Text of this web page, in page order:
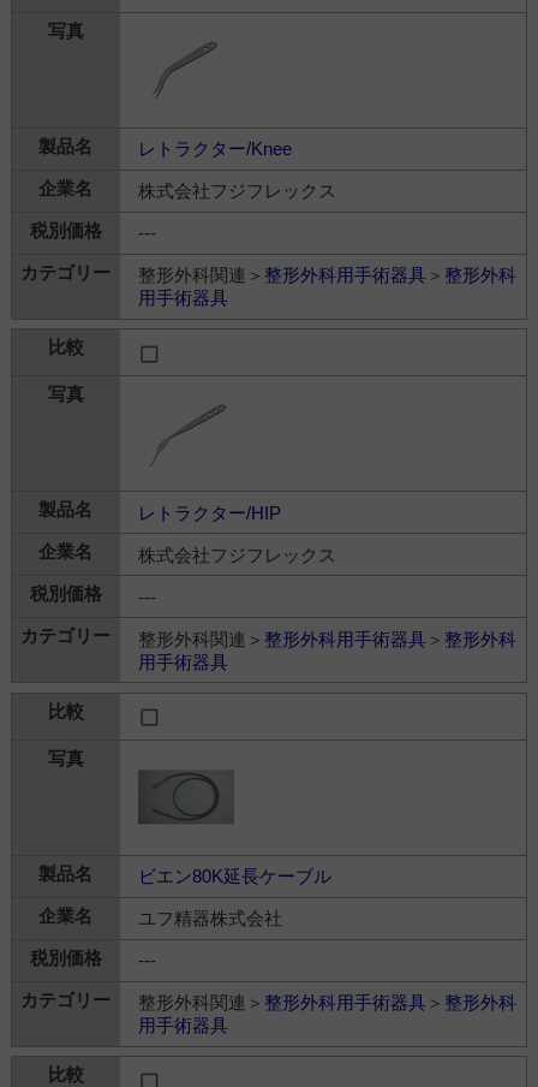
レトラクター/Knee
株式会社フジフレックス
---
整形外科関連＞ 整形外科用手術器具＞ 整形外科
用手術器具
レトラクター/HIP
株式会社フジフレックス
---
整形外科関連＞ 整形外科用手術器具＞ 整形外科
用手術器具
ビエン80K延長ケーブル
ユフ精器株式会社
---
整形外科関連＞ 整形外科用手術器具＞ 整形外科
用手術器具